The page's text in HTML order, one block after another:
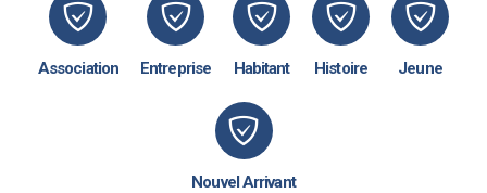
Association Entreprise Habitant Histoire Jeune
Nouvel Arrivant